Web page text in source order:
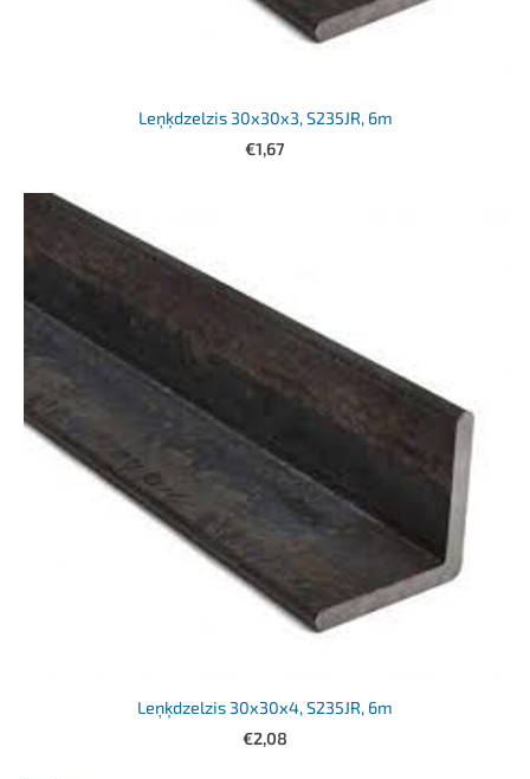
Leņķdzelzis 30x30x3, S235JR, 6m
€1,67
Leņķdzelzis 30x30x4, S235JR, 6m
€2,08